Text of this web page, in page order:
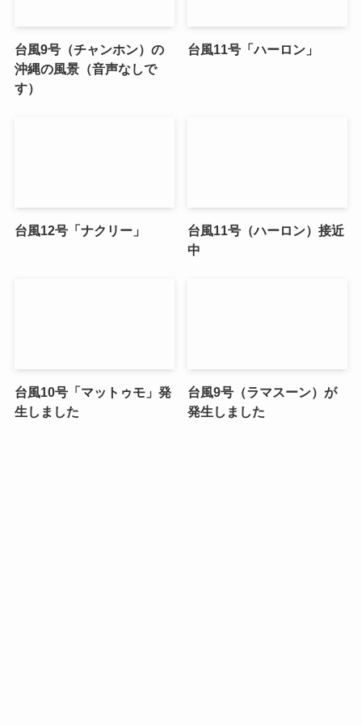
台風9号（チャンホン）の
沖縄の風景（音声なしで
す）
台風11号「ハーロン」
台風12号「ナクリー」
台風11号（ハーロン）接近
中
台風10号「マットゥモ」発
生しました
台風9号（ラマスーン）が
発生しました